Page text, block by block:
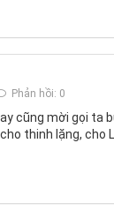
Phản hồi: 0
cũng mời gọi ta
thinh lặng, cho